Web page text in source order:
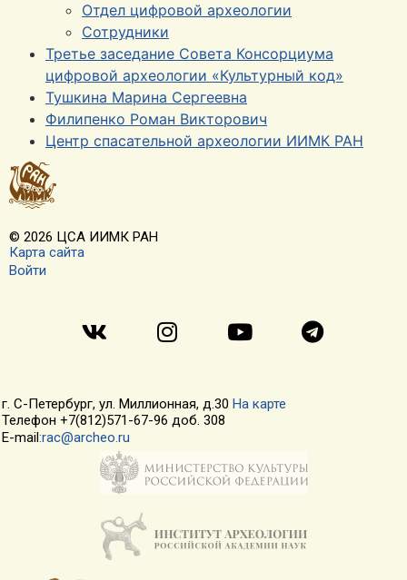
Отдел цифровой археологии
Сотрудники
Третье заседание Совета Консорциума
цифровой археологии «Культурный код»
Тушкина Марина Сергеевна
Филипенко Роман Викторович
Центр спасательной археологии ИИМК РАН
© 2026 ЦСА ИИМК РАН
Карта сайта
Войти
г. С-Петербург, ул. Миллионная, д.30 На карте
Телефон +7(812)571-67-96 доб. 308
E-mail:rac@archeo.ru